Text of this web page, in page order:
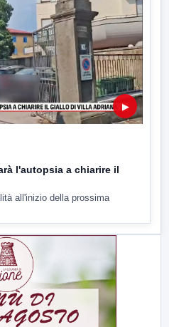
▶
l'autopsia a chiarire il
all'inizio della prossima